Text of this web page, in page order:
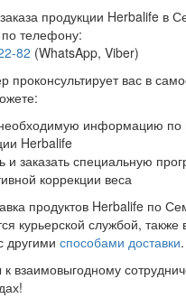
продукции Herbalife в
телефону:
82 (WhatsApp, Viber)
проконсультирует вас в
информацию по
Herbalife
и заказать специальную
коррекции веса
продуктов Herbalife по
курьерской службой,
другими способами доставки.
к взаимовыгодному